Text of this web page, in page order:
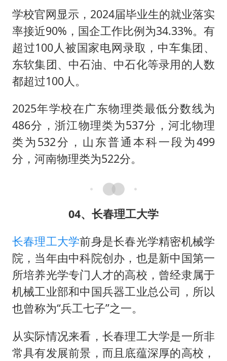
学校官网显示，2024届毕业生的就业落实
率接近90%，国企工作比例为34.33%。有
超过100人被国家电网录取，中车集团、
东软集团、中石油、中石化等录用的人数
都超过100人。
2025年学校在广东物理类最低分数线为
486分，浙江物理类为537分，河北物理
类为532分，山东普通本科一段为499
分，河南物理类为522分。
04、长春理工大学
长春理工大学前身是长春光学精密机械学
院，当年由中科院创办，也是新中国第一
所培养光学专门人才的高校，曾经隶属于
机械工业部和中国兵器工业总公司，所以
也曾称为“兵工七子”之一。
从实际情况来看，长春理工大学是一所非
常具有发展前景，而且底蕴深厚的高校，